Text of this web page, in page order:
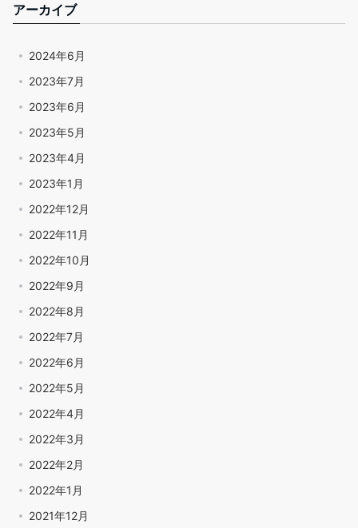
アーカイブ
2024年6月
2023年7月
2023年6月
2023年5月
2023年4月
2023年1月
2022年12月
2022年11月
2022年10月
2022年9月
2022年8月
2022年7月
2022年6月
2022年5月
2022年4月
2022年3月
2022年2月
2022年1月
2021年12月